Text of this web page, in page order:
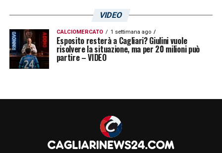
VIDEO
CALCIOMERCATO 1 settimana ago
Esposito resterà a Cagliari? Giulini vuole
risolvere la situazione, ma per 20 milioni può
partire – VIDEO